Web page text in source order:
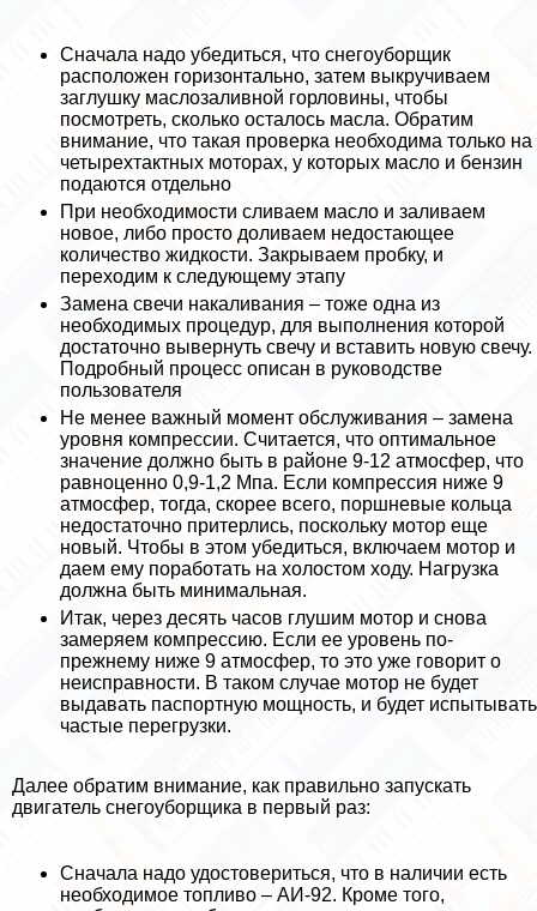
Сначала надо убедиться, что снегоуборщик
расположен горизонтально, затем выкручиваем
заглушку маслозаливной горловины, чтобы
посмотреть, сколько осталось масла. Обратим
внимание, что такая проверка необходима только на
четырехтактных моторах, у которых масло и бензин
подаются отдельно
При необходимости сливаем масло и заливаем
новое, либо просто доливаем недостающее
количество жидкости. Закрываем пробку, и
переходим к следующему этапу
Замена свечи накаливания – тоже одна из
необходимых процедур, для выполнения которой
достаточно вывернуть свечу и вставить новую свечу.
Подробный процесс описан в руководстве
пользователя
Не менее важный момент обслуживания – замена
уровня компрессии. Считается, что оптимальное
значение должно быть в районе 9-12 атмосфер, что
равноценно 0,9-1,2 Мпа. Если компрессия ниже 9
атмосфер, тогда, скорее всего, поршневые кольца
недостаточно притерлись, поскольку мотор еще
новый. Чтобы в этом убедиться, включаем мотор и
даем ему поработать на холостом ходу. Нагрузка
должна быть минимальная.
Итак, через десять часов глушим мотор и снова
замеряем компрессию. Если ее уровень по-
прежнему ниже 9 атмосфер, то это уже говорит о
неисправности. В таком случае мотор не будет
выдавать паспортную мощность, и будет испытывать
частые перегрузки.
Далее обратим внимание, как правильно запускать
двигатель снегоуборщика в первый раз:
Сначала надо удостовериться, что в наличии есть
необходимое топливо – АИ-92. Кроме того,